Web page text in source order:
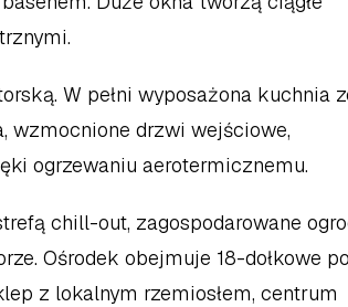
W pełni wyposażona kuchnia
wzmocnione drzwi wejściowe,
ogrzewaniu aerotermicznemu.
chill-out, zagospodarowane
Ośrodek obejmuje 18-dołkowe
z lokalnym rzemiosłem, centrum